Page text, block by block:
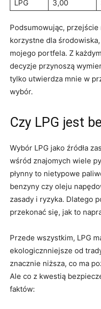
LPG
3,00
Podsumowując, przejście⁤
korzystne dla
mojego portfela. Z
decyzje przynoszą
tylko utwierdza mnie w
wybór.
Czy⁣ LPG jest
Wybór LPG jako źródła
wśród⁢ znajomych wiele
płynny to nietypowe
‍benzyny czy oleju
zasady i ryzyka. Dlatego
przekonać się, jak to
Przede wszystkim, LPG
ekologicznniejsze od
znacznie niższa, co ⁢ma
Ale co z kwestią
faktów: